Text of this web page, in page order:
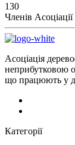
130
Членів Асоціації
Асоціація
неприбутковою
що працюють у
Категорії